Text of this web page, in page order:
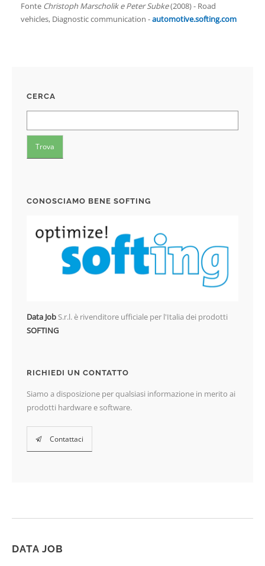
Fonte Christoph Marscholik e Peter Subke(2008) - Road
vehicles, Diagnostic communication -automotive.softing.com
CERCA
CONOSCIAMO BENE SOFTING
Data JobS.r.l. è rivenditore ufficiale per l'Italia dei prodotti
SOFTING
RICHIEDI UN CONTATTO
Siamo a disposizione per qualsiasi informazione in merito ai
prodotti hardware e software.
Contattaci
DATA JOB